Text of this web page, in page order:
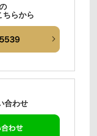
らから
合わせ